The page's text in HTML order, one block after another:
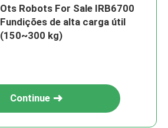
Ots Robots For Sale IRB6700
Fundições de alta carga útil
(150~300 kg)
Continue